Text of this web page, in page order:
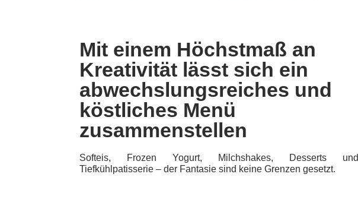
Mit einem Höchstmaß an
Kreativität lässt sich ein
abwechslungsreiches und
köstliches Menü
zusammenstellen
Softeis, Frozen Yogurt, Milchshakes, Desserts und
Tiefkühlpatisserie – der Fantasie sind keine Grenzen gesetzt.